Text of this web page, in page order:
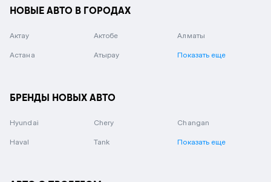
НОВЫЕ АВТО В ГОРОДАХ
Актау Актобе Алматы
Астана Атырау Показать еще
БРЕНДЫ НОВЫХ АВТО
Hyundai Chery Changan
Haval Tank Показать еще